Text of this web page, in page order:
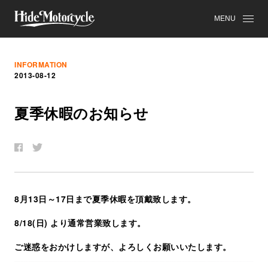
MENU
INFORMATION
2013-08-12
夏季休暇のお知らせ
8月13日～17日まで夏季休暇を頂戴致します。
8/18(日) より通常営業致します。
ご迷惑をおかけしますが、よろしくお願いいたします。